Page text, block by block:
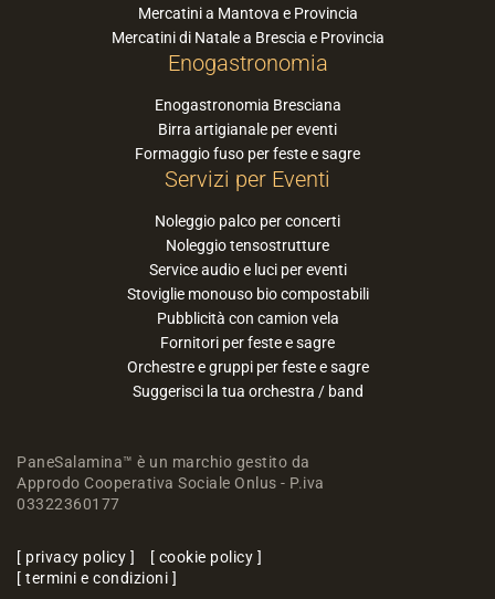
Mercatini a Mantova e Provincia
Mercatini di Natale a Brescia e Provincia
Enogastronomia
Enogastronomia Bresciana
Birra artigianale per eventi
Formaggio fuso per feste e sagre
Servizi per Eventi
Noleggio palco per concerti
Noleggio tensostrutture
Service audio e luci per eventi
Stoviglie monouso bio compostabili
Pubblicità con camion vela
Fornitori per feste e sagre
Orchestre e gruppi per feste e sagre
Suggerisci la tua orchestra / band
PaneSalamina™ è un marchio gestito da
Approdo Cooperativa Sociale Onlus - P.iva
03322360177
privacy policy
cookie policy
termini e condizioni